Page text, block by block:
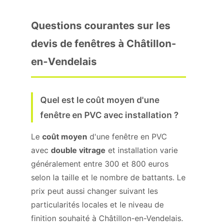
Questions courantes sur les
devis de fenêtres à Châtillon-
en-Vendelais
Quel est le coût moyen d'une
fenêtre en PVC avec installation ?
Le coût moyen d'une fenêtre en PVC
avec double vitrage et installation varie
généralement entre 300 et 800 euros
selon la taille et le nombre de battants. Le
prix peut aussi changer suivant les
particularités locales et le niveau de
finition souhaité à Châtillon-en-Vendelais.